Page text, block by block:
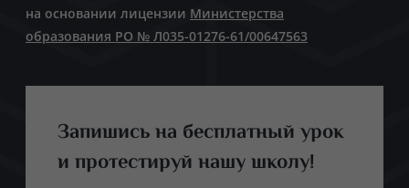
на основании лицензии Министерства
образования РО № Л035-01276-61/00647563
Запишись на бесплатный урок
и протестируй нашу школу!